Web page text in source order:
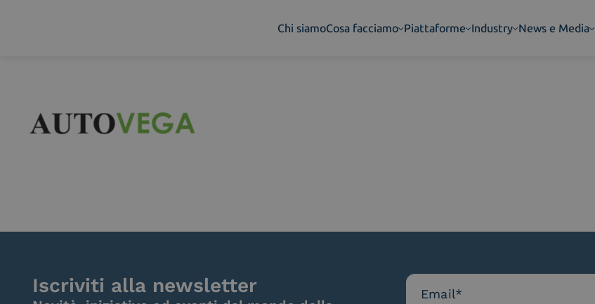
Chi siamoCosa facciamo Piattaforme Industry News e Media
Cosa facciamo
Piattaforme
Iscriviti alla newsletter